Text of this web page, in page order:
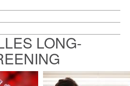
LONG-